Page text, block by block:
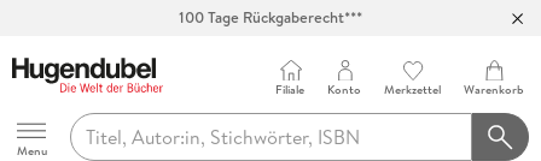
100 Tage Rückgaberecht***
Hugendubel
Menu
Filiale Konto Merkzettel Warenkorb